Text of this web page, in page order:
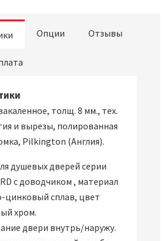
Опции Отзывы
толщ. 8 мм., тех.
и вырезы, полированная
Pilkington (Англия).
душевых дверей серии
с доводчиком , материал
цинковый сплав, цвет
хром.
двери внутрь/наружу.